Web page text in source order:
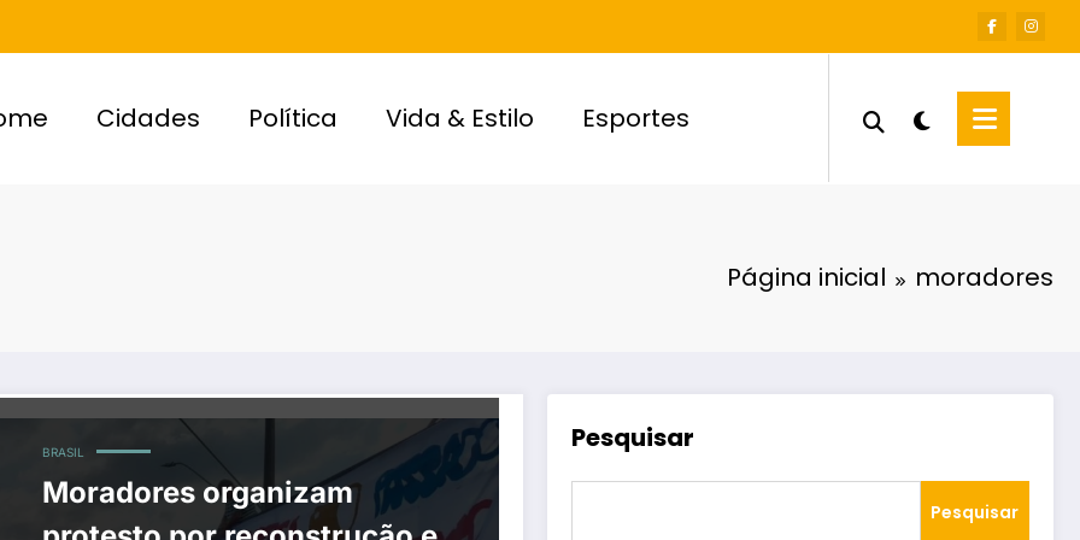
Cidades Política Vida & Estilo Esportes
Página inicial moradores
BRASIL
Moradores organizam
Pesquisar
Pesquisar